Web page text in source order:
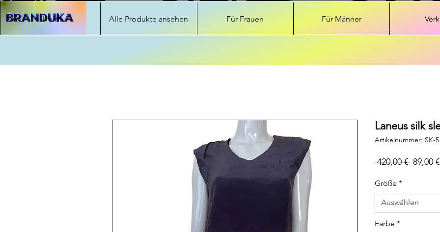
Heim Alle Produkte ansehen Für Frauen Für Männer
Laneus silk
Artikelnummer: SK-5
420,00 € 89,00 €
Größe *
Auswählen
Farbe *